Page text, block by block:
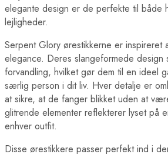
elegante design er de perfekte til både
lejligheder.
Serpent Glory ørestikkerne er inspireret
elegance. Deres slangeformede design
forvandling, hvilket gør dem til en ideel
særlig person i dit liv. Hver detalje er
at sikre, at de fanger blikket uden at
glitrende elementer reflekterer lyset på
enhver outfit.
Disse ørestikkere passer perfekt ind i